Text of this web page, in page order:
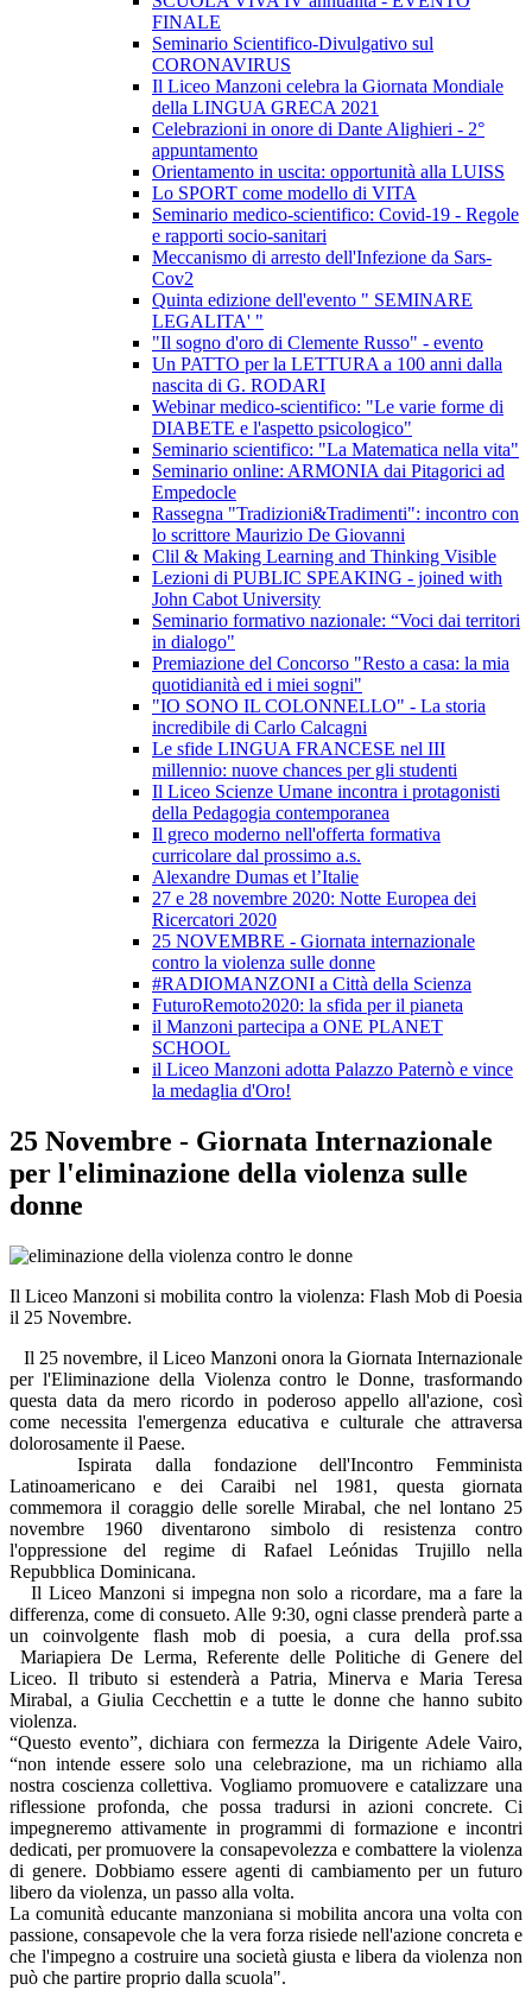
FINALE
Seminario Scientifico-Divulgativo sul
CORONAVIRUS
Il Liceo Manzoni celebra la Giornata Mondiale
della LINGUA GRECA 2021
Celebrazioni in onore di Dante Alighieri - 2°
appuntamento
Orientamento in uscita: opportunità alla LUISS
Lo SPORT come modello di VITA
Seminario medico-scientifico: Covid-19 - Regole
e rapporti socio-sanitari
Meccanismo di arresto dell'Infezione da Sars-
Cov2
Quinta edizione dell'evento " SEMINARE
LEGALITA' "
"Il sogno d'oro di Clemente Russo" - evento
Un PATTO per la LETTURA a 100 anni dalla
nascita di G. RODARI
Webinar medico-scientifico: "Le varie forme di
DIABETE e l'aspetto psicologico"
Seminario scientifico: "La Matematica nella vita"
Seminario online: ARMONIA dai Pitagorici ad
Empedocle
Rassegna "Tradizioni&Tradimenti": incontro con
lo scrittore Maurizio De Giovanni
Clil & Making Learning and Thinking Visible
Lezioni di PUBLIC SPEAKING - joined with
John Cabot University
Seminario formativo nazionale: “Voci dai territori
in dialogo"
Premiazione del Concorso "Resto a casa: la mia
quotidianità ed i miei sogni"
"IO SONO IL COLONNELLO" - La storia
incredibile di Carlo Calcagni
Le sfide LINGUA FRANCESE nel III
millennio: nuove chances per gli studenti
Il Liceo Scienze Umane incontra i protagonisti
della Pedagogia contemporanea
Il greco moderno nell'offerta formativa
curricolare dal prossimo a.s.
Alexandre Dumas et l’Italie
27 e 28 novembre 2020: Notte Europea dei
Ricercatori 2020
25 NOVEMBRE - Giornata internazionale
contro la violenza sulle donne
#RADIOMANZONI a Città della Scienza
FuturoRemoto2020: la sfida per il pianeta
il Manzoni partecipa a ONE PLANET
SCHOOL
il Liceo Manzoni adotta Palazzo Paternò e vince
la medaglia d'Oro!
25 Novembre - Giornata Internazionale
per l'eliminazione della violenza sulle
donne
Il Liceo Manzoni si mobilita contro la violenza: Flash Mob di Poesia
il 25 Novembre.
Il 25 novembre, il Liceo Manzoni onora la Giornata Internazionale
per l'Eliminazione della Violenza contro le Donne, trasformando
questa data da mero ricordo in poderoso appello all'azione, così
come necessita l'emergenza educativa e culturale che attraversa
dolorosamente il Paese.
Ispirata dalla fondazione dell'Incontro Femminista
Latinoamericano e dei Caraibi nel 1981, questa giornata
commemora il coraggio delle sorelle Mirabal, che nel lontano 25
novembre 1960 diventarono simbolo di resistenza contro
l'oppressione del regime di Rafael Leónidas Trujillo nella
Repubblica Dominicana.
Il Liceo Manzoni si impegna non solo a ricordare, ma a fare la
differenza, come di consueto. Alle 9:30, ogni classe prenderà parte a
un coinvolgente flash mob di poesia, a cura della prof.ssa
Mariapiera De Lerma, Referente delle Politiche di Genere del
Liceo. Il tributo si estenderà a Patria, Minerva e Maria Teresa
Mirabal, a Giulia Cecchettin e a tutte le donne che hanno subito
violenza.
“Questo evento”, dichiara con fermezza la Dirigente Adele Vairo,
“non intende essere solo una celebrazione, ma un richiamo alla
nostra coscienza collettiva. Vogliamo promuovere e catalizzare una
riflessione profonda, che possa tradursi in azioni concrete. Ci
impegneremo attivamente in programmi di formazione e incontri
dedicati, per promuovere la consapevolezza e combattere la violenza
di genere. Dobbiamo essere agenti di cambiamento per un futuro
libero da violenza, un passo alla volta.
La comunità educante manzoniana si mobilita ancora una volta con
passione, consapevole che la vera forza risiede nell'azione concreta e
che l'impegno a costruire una società giusta e libera da violenza non
può che partire proprio dalla scuola".